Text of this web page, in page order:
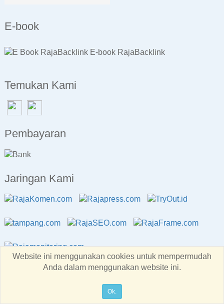
E-book
E-book RajaBacklink
Temukan Kami
Pembayaran
Jaringan Kami
All rights reserved
Website ini menggunakan cookies untuk mempermudah
Anda dalam menggunakan website ini.
Ok.